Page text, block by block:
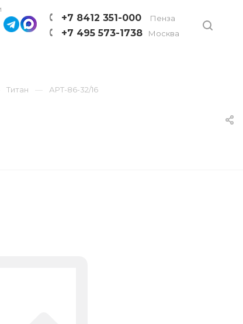
+7 8412 351-000 Пенза
+7 495 573-1738 Москва
Титан АРТ-86-32/16